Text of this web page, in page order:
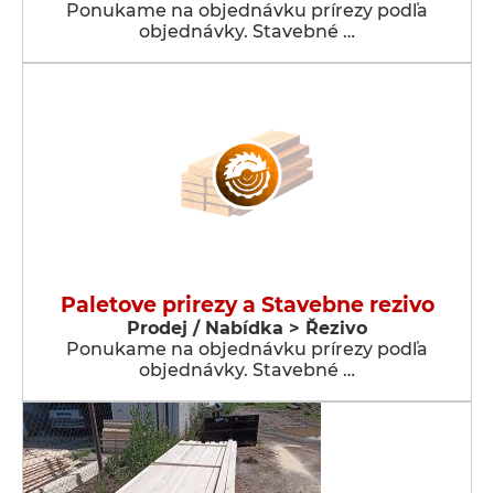
Ponukame na objednávku prírezy podľa
objednávky. Stavebné …
Paletove prirezy a Stavebne rezivo
Prodej / Nabídka > Řezivo
Ponukame na objednávku prírezy podľa
objednávky. Stavebné …